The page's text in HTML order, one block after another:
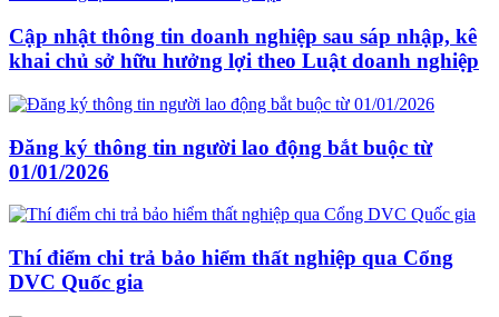
Cập nhật thông tin doanh nghiệp sau sáp nhập, kê
khai chủ sở hữu hưởng lợi theo Luật doanh nghiệp
Đăng ký thông tin người lao động bắt buộc từ
01/01/2026
Thí điểm chi trả bảo hiểm thất nghiệp qua Cổng
DVC Quốc gia